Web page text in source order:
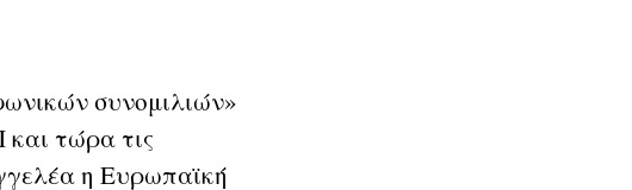
συνομιλιών»
και τώρα τις
η Ευρωπαϊκή